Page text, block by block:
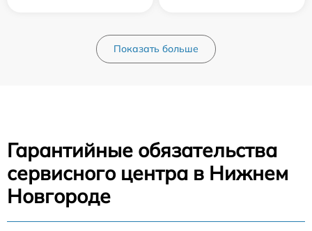
Показать больше
Гарантийные обязательства
сервисного центра в Нижнем
Новгороде